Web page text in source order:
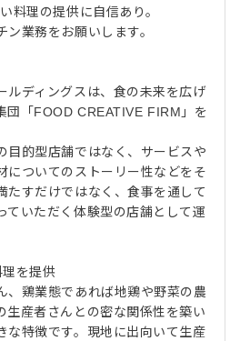
料理の提供に自信あり。
業務をお願いします。
ルディングスは、食の未来を広げ
団「FOOD CREATIVE FIRM」を
目的型店舗ではなく、サービスや
についてのストーリー性などをそ
たすだけではなく、食事を通して
ていただく体験型の店舗として運
を提供
、鶏業態であれば地鶏や野菜の農
生産者さんとの密な関係性を築い
な特徴です。現地に出向いて生産